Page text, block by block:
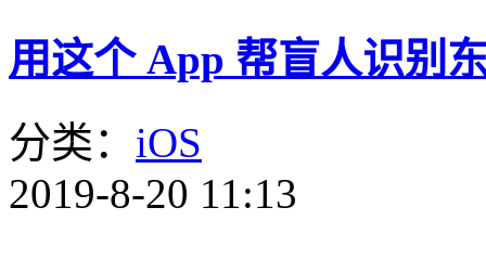
用这个 App 帮盲人识别
分类： iOS
2019-8-20 11:13